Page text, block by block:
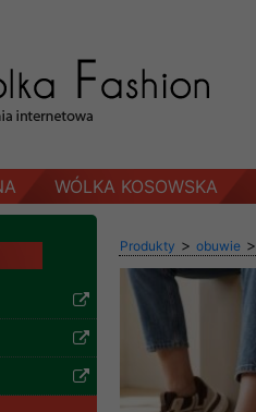
WÓLKA KOSOWSKA
Produkty > obuwie >